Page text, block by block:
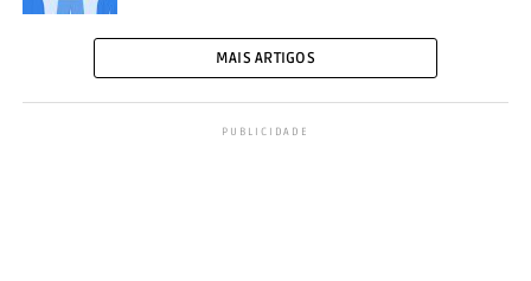
MAIS ARTIGOS
PUBLICIDADE